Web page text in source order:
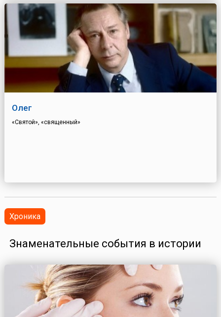
Олег
«Святой», «священный»
Хроника
Знаменательные события в истории